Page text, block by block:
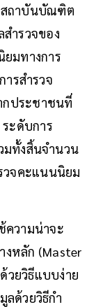
สถาบันบัณฑิต
ำรวจของ
มทางการ
ารสำรวจ
กประชาชนที่
ะดับการ
มทั้งสิ้นจำนวน
วจคะแนนนิยม
ความน่าจะ
หลัก (Master
วยวิธีแบบง่าย
ลด้วยวิธีกำ